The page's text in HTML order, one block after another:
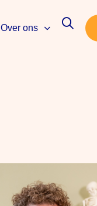
Over ons